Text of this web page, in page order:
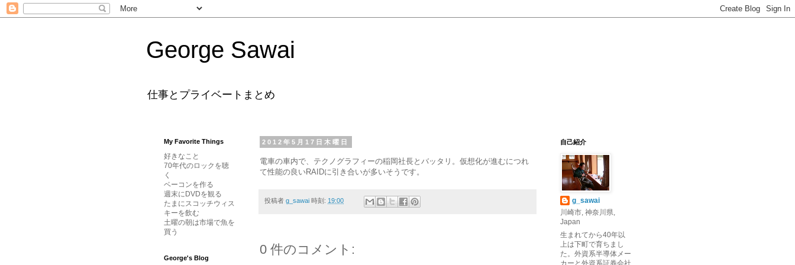
George Sawai
仕事とプライベートまとめ
2012年5月17日木曜日
電車の車内で、テクノグラフィーの稲岡社長とバッタリ。仮想化が進むにつれ
て性能の良いRAIDに引き合いが多いそうです。
投稿者 g_sawai 時刻: 19:00
0 件のコメント:
My Favorite Things
好きなこと
70年代のロックを聴
く
ベーコンを作る
週末にDVDを観る
たまにスコッチウィス
キーを飲む
土曜の朝は市場で魚を
買う
George's Blog
自己紹介
g_sawai
川崎市, 神奈川県,
Japan
生まれてから40年以
上は下町で育ちまし
た。外資系半導体メー
カーと外資系証券会社